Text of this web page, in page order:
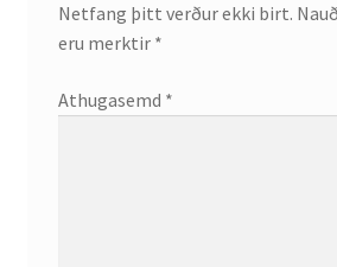
Netfang þitt verður ekki birt.
eru merktir *
Athugasemd *